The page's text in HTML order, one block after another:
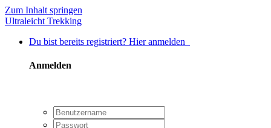
Zum Inhalt springen
Ultraleicht Trekking
Du bist bereits registriert? Hier anmelden
Anmelden